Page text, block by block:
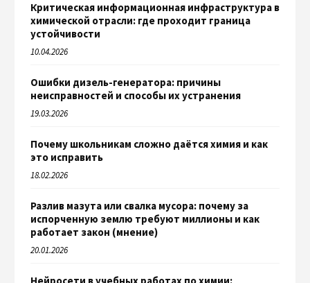
Критическая информационная инфраструктура в
химической отрасли: где проходит граница
устойчивости
10.04.2026
Ошибки дизель-генератора: причины
неисправностей и способы их устранения
19.03.2026
Почему школьникам сложно даётся химия и как
это исправить
18.02.2026
Разлив мазута или свалка мусора: почему за
испорченную землю требуют миллионы и как
работает закон (мнение)
20.01.2026